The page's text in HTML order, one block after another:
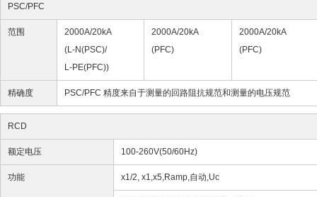
PSC/PFC
范围
2000A/20kA
(L-N(PSC)/
L-PE(PFC))
2000A/20kA
(PFC)
2000A/20kA
(PFC)
精确度 PSC/PFC 精度来自于测量的回路阻抗规范和测量的电压规范
RCD
额定电压 100-260V(50/60Hz)
功能 x1/2, x1,x5,Ramp,自动,Uc